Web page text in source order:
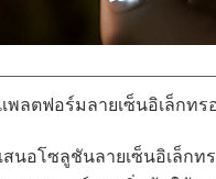
แพลตฟอร์มลายเซ็นอิเล็ก
สนอโซลูชันลายเซ็นอิเล็ก